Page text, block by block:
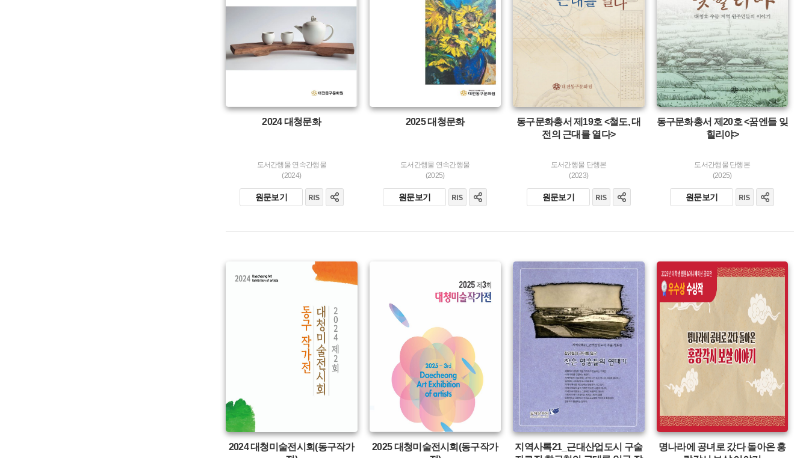
2024 대청문화
도서간행물 연속간행물
(2024)
원문보기
2025 대청문화
도서간행물 연속간행물
(2025)
원문보기
소장 :
동구문화총서 제19호 <철도, 대
전의 근대를 열다>
도서간행물 단행본
(2023)
원문보기
동구문화총서 제20호 <꿈엔들 잊
힐리야>
도서간행물 단행본
(2025)
원문보기
2024 대청미술전시회(동구작가
생산 :
2025 대청미술전시회(동구작가
유형 :
발행 :
지역사록21_근대산업도시 구술
유형 :
소장 :
명나라에 공녀로 갔다 돌아온 홍